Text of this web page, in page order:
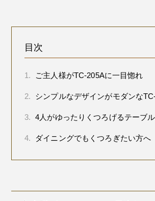
目次
1. ご主人様がTC-205Aに一目惚れ
2. シンプルなデザインがモダンな
3. 4人がゆったりくつろげるテーブ
4. ダイニングでもくつろぎたい方へ